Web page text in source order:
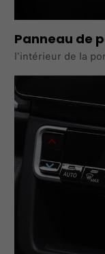
Panneau de
l'intérieur de la
entièrement
et
un espace